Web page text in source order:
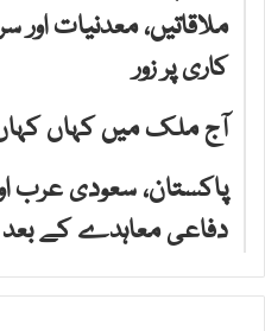
ملاقاتیں، معدنیات
کاری پر زور
آج ملک میں کہاں
پاکستان، سعودی عرب
دفاعی معاہدے کے